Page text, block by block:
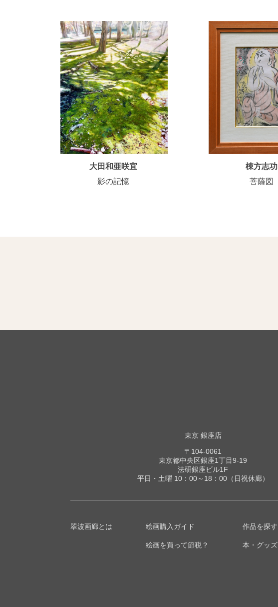
大田和亜咲宜
影の記憶
棟方志功
菩薩図
東京 銀座店
〒104-0061
東京都中央区銀座1丁目9-19
法研銀座ビル1F
平日・土曜 10：00～18：00（日祝休廊）
翠波画廊とは 絵画購入ガイド
絵画を買って節税？
作品を探す
本・グッズ